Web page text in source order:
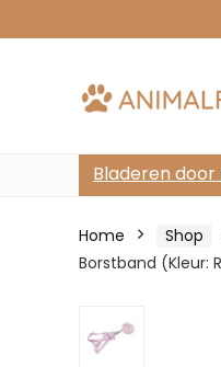
Bladeren
Home Shop
Borstband (Kleur: